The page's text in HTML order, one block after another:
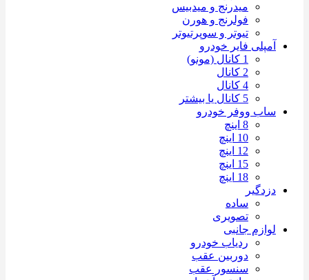
میدرنج و میدبیس
فولرنج و هورن
تیوتر و سوپرتیوتر
آمپلی فایر خودرو
1 کانال (مونو)
2 کانال
4 کانال
5 کانال یا بیشتر
ساب ووفر خودرو
8 اینچ
10 اینچ
12 اینچ
15 اینچ
18 اینچ
دزدگیر
ساده
تصویری
لوازم جانبی
ردیاب خودرو
دوربین عقب
سنسور عقب